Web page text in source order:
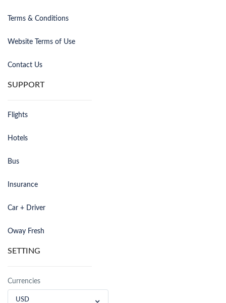
Terms & Conditions
Website Terms of Use
Contact Us
SUPPORT
Flights
Hotels
Bus
Insurance
Car + Driver
Oway Fresh
SETTING
Currencies
USD